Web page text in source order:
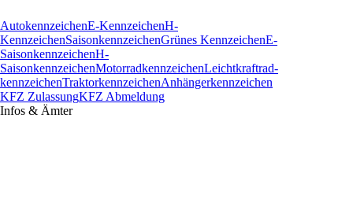
AutokennzeichenE-KennzeichenH-
KennzeichenSaisonkennzeichenGrünes KennzeichenE-
SaisonkennzeichenH-
SaisonkennzeichenMotorradkennzeichenLeichtkraftrad­
kennzeichenTraktorkennzeichenAnhängerkennzeichen
KFZ ZulassungKFZ Abmeldung
Infos & Ämter